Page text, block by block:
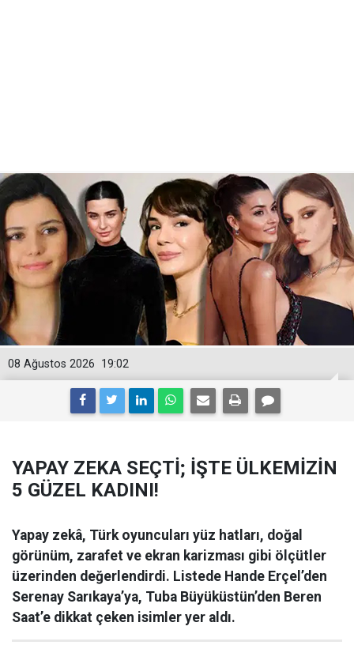
19:02
08 Ağustos 2026
YAPAY ZEKA SEÇTİ; İŞTE ÜLKEMİZİN
5 GÜZEL KADINI!
Yapay zekâ, Türk oyuncuları yüz hatları, doğal
görünüm, zarafet ve ekran karizması gibi ölçütler
üzerinden değerlendirdi. Listede Hande Erçel’den
Serenay Sarıkaya’ya, Tuba Büyüküstün’den Beren
Saat’e dikkat çeken isimler yer aldı.